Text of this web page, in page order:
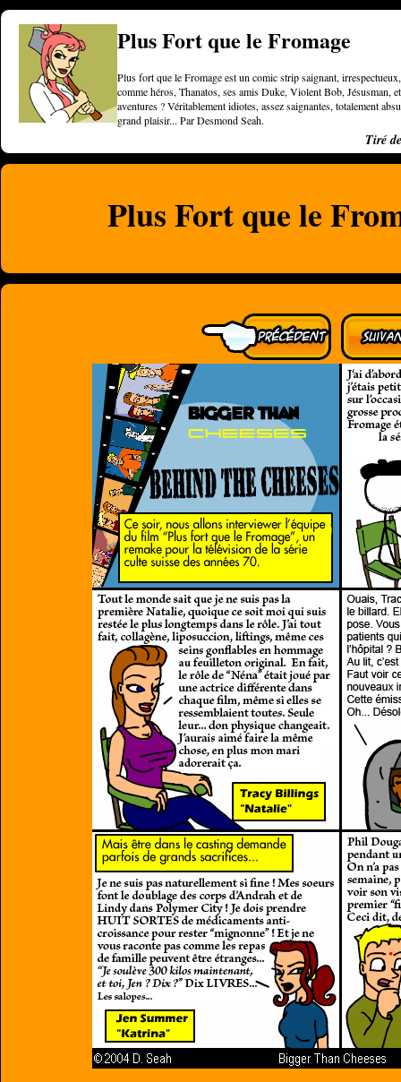
Plus Fort que le Fromage
Plus fort que le Fromage est un comic strip saignant,
comme héros, Thanatos, ses amis Duke, Violent Bob, Jésusman,
aventures ? Véritablement idiotes, assez saignantes, totalement
grand plaisir... Par Desmond Seah.
Tiré
Plus Fort que le